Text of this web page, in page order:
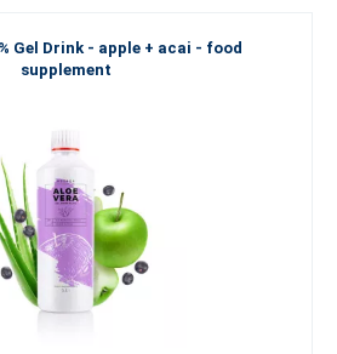
Gel Drink - apple + acai - food
supplement